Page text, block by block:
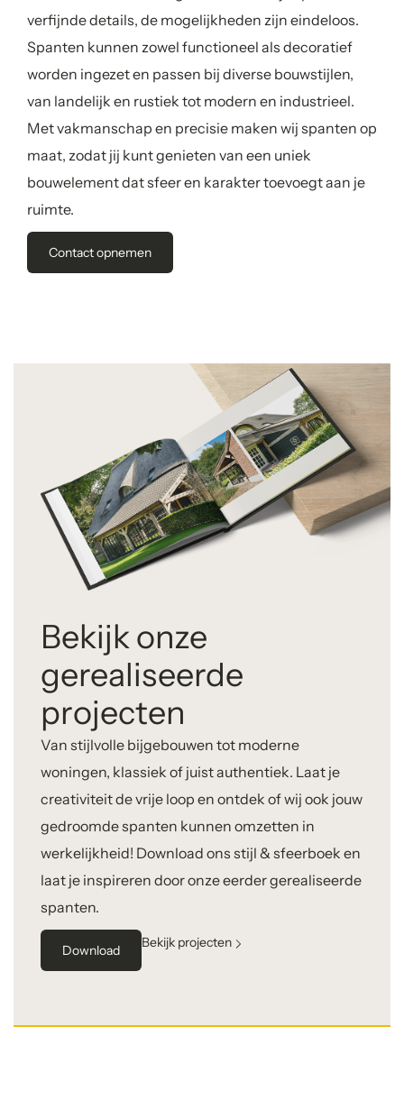
verfijnde details, de mogelijkheden zijn eindeloos.
Spanten kunnen zowel functioneel als decoratief
worden ingezet en passen bij diverse bouwstijlen,
van landelijk en rustiek tot modern en industrieel.
Met vakmanschap en precisie maken wij spanten op
maat, zodat jij kunt genieten van een uniek
bouwelement dat sfeer en karakter toevoegt aan je
ruimte.
Contact opnemen
Bekijk onze
gerealiseerde
projecten
Van stijlvolle bijgebouwen tot moderne
woningen, klassiek of juist authentiek. Laat je
creativiteit de vrije loop en ontdek of wij ook jouw
gedroomde spanten kunnen omzetten in
werkelijkheid! Download ons stijl & sfeerboek en
laat je inspireren door onze eerder gerealiseerde
spanten.
Download Bekijk projecten